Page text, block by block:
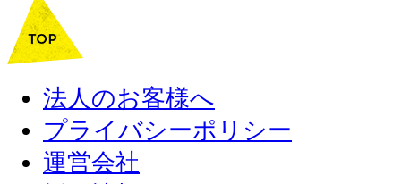
法人のお客様へ
プライバシーポリシー
運営会社